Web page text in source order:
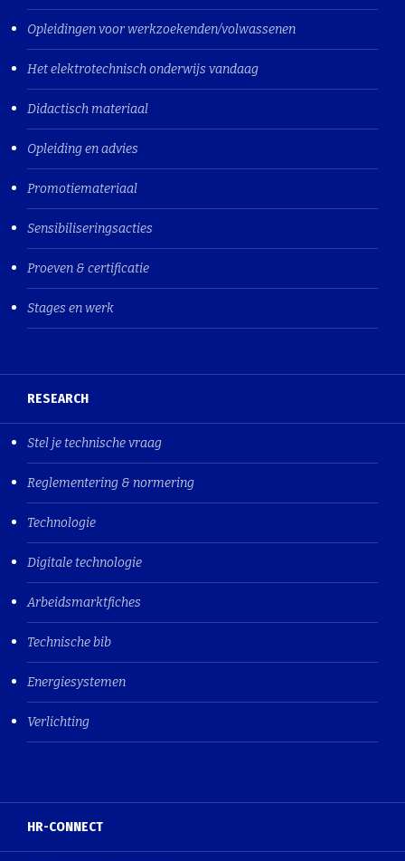
Opleidingen voor werkzoekenden/volwassenen
Het elektrotechnisch onderwijs vandaag
Didactisch materiaal
Opleiding en advies
Promotiemateriaal
Sensibiliseringsacties
Proeven & certificatie
Stages en werk
RESEARCH
Stel je technische vraag
Reglementering & normering
Technologie
Digitale technologie
Arbeidsmarktfiches
Technische bib
Energiesystemen
Verlichting
HR-CONNECT